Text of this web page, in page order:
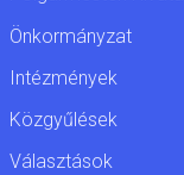
Önkormányzat
Intézmények
Közgyűlések
Választások